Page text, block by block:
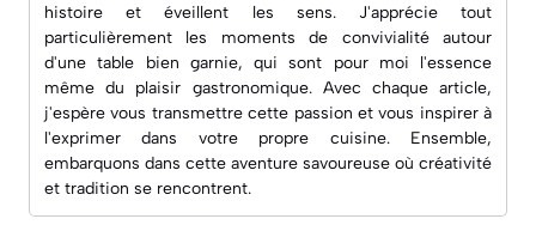
histoire et éveillent les sens. J'apprécie tout
particulièrement les moments de convivialité autour
d'une table bien garnie, qui sont pour moi l'essence
même du plaisir gastronomique. Avec chaque article,
j'espère vous transmettre cette passion et vous inspirer à
l'exprimer dans votre propre cuisine. Ensemble,
embarquons dans cette aventure savoureuse où créativité
et tradition se rencontrent.